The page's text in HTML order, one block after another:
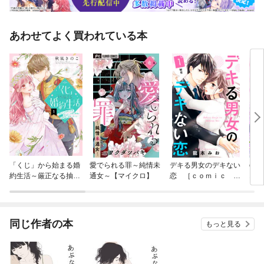
あわせてよく買われている本
「くじ」から始まる婚
約生活～厳正なる抽選
愛でられる罪～純情未
通女～【マイクロ】
デキる男女のデキない
恋 ［ｃｏｍｉｃ ｔ
最
同じ作者の本 もっと見る